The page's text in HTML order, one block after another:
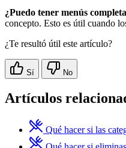
¿Puedo tener menús
concepto. Esto es útil cuando
¿Te resultó útil este artículo?
Sí No
Artículos
Qué hacer si las